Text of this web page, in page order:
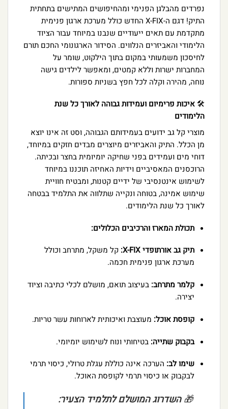
נפרדים מהבלגן הפנימי ומהחיפושים המתישים בתחתית
התיק! דגם ה-X-FIX החדש כולל מערכת ארגון פנימית
מתקדמת עם תאים ייעודיים שנבנו במיוחד עבור הציוד
הלימודי והאביזרים הנלווים. הסידור הארגונומי החכם תורם
לחיסכון משמעותי במקום בתוך הילקוט, שומר על
המחברות ישרות וללא קמטים, ומאפשר לילדים גישה
נוחה, מהירה וקלה לכל חפץ בשניות ספורות.
🛠️איכות פרימיום ועמידות גבוהה לאורך כל שנת
הלימודים
מוצרי קל גב ידועים בעמידותם הגבוהה, וסט זה אינו יוצא
מן הכלל. התיק והאביזרים מיוצרים מבדים חזקים במיוחד,
דוחי מים ועמידים בפני שחיקה יומיומית בחצר ובכיתה.
הרוכסנים המאסיביים וידיות האחיזה תוכננו במיוחד
לשימוש אינטנסיבי של ידיים קטנות, ומבטיח חוויית
שימוש אמינה, בטוחה ונקייה שתלווה את התלמיד בבטחה
לאורך כל שנת הלימודים.
תכולת המארז והרכיבים הכלולים:
תיק גב אורתופדי X-FIX:
קל משקל, מתרחב וכולל
מערכת ארגון פנימית חכמה.
קלמר מתרחב: בעיצוב תואם, מושלם לכלי כתיבה וציוד
יצירה.
קופסת אוכל: מעוצבת ואיכותית לארוחות עשר טריות.
בקבוק שתייה: בטיחותי ונוח לשימוש יומיומי.
שימו לב: הערכה אינה כוללת עגלת טרולי, כיסוי תרמי
לבקבוק או כיסוי תרמי לקופסת האוכל.
🎁השדרוג המושלם לתלמיד הצעיר: